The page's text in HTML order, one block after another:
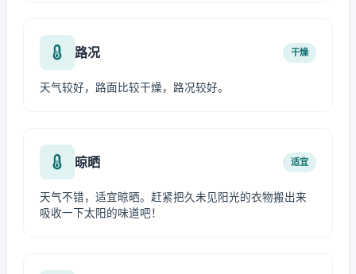
路况 干燥
天气较好，路面比较干燥，路况较好。
晾晒 适宜
天气不错，适宜晾晒。赶紧把久未见阳光的衣物搬出来
吸收一下太阳的味道吧！